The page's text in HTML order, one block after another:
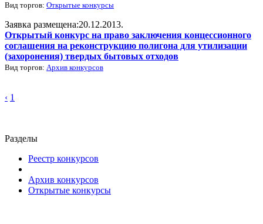
Вид торгов: Открытые конкурсы
Заявка размещена:20.12.2013.
Открытый конкурс на право заключения концессионного
соглашения на реконструкцию полигона для утилизации
(захоронения) твердых бытовых отходов
Вид торгов: Архив конкурсов
‹ 1
Разделы
Реестр конкурсов
Архив конкурсов
Открытые конкурсы